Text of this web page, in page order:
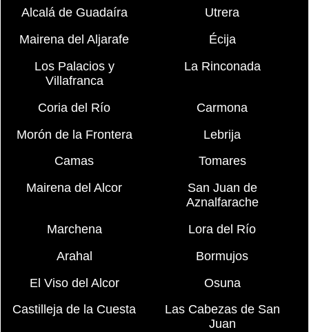
Alcalá de Guadaíra
Utrera
Mairena del Aljarafe
Écija
Los Palacios y
Villafranca
La Rinconada
Coria del Río
Carmona
Morón de la Frontera
Lebrija
Camas
Tomares
Mairena del Alcor
San Juan de
Aznalfarache
Marchena
Lora del Río
Arahal
Bormujos
El Viso del Alcor
Osuna
Castilleja de la Cuesta
Las Cabezas de San
Juan